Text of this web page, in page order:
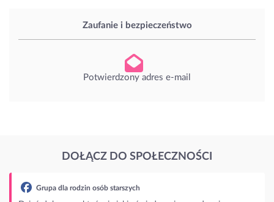
Zaufanie i bezpieczeństwo
Potwierdzony adres e-mail
DOŁĄCZ DO SPOŁECZNOŚCI
osób starszych